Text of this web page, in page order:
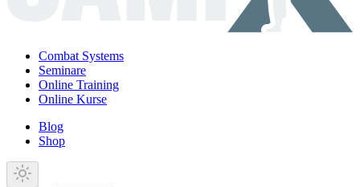
Combat Systems
Seminare
Online Training
Online Kurse
Blog
Shop